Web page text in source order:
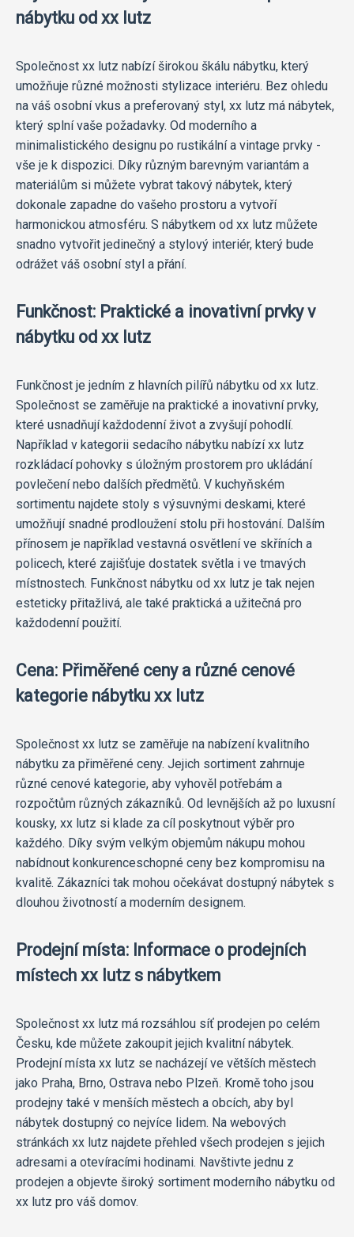
nábytku od xx lutz
Společnost xx lutz nabízí širokou škálu nábytku, který
umožňuje různé možnosti stylizace interiéru. Bez ohledu
na váš osobní vkus a preferovaný styl, xx lutz má nábytek,
který splní vaše požadavky. Od moderního a
minimalistického designu po rustikální a vintage prvky -
vše je k dispozici. Díky různým barevným variantám a
materiálům si můžete vybrat takový nábytek, který
dokonale zapadne do vašeho prostoru a vytvoří
harmonickou atmosféru. S nábytkem od xx lutz můžete
snadno vytvořit jedinečný a stylový interiér, který bude
odrážet váš osobní styl a přání.
Funkčnost: Praktické a inovativní prvky v
nábytku od xx lutz
Funkčnost je jedním z hlavních pilířů nábytku od xx lutz.
Společnost se zaměřuje na praktické a inovativní prvky,
které usnadňují každodenní život a zvyšují pohodlí.
Například v kategorii sedacího nábytku nabízí xx lutz
rozkládací pohovky s úložným prostorem pro ukládání
povlečení nebo dalších předmětů. V kuchyňském
sortimentu najdete stoly s výsuvnými deskami, které
umožňují snadné prodloužení stolu při hostování. Dalším
přínosem je například vestavná osvětlení ve skříních a
policech, které zajišťuje dostatek světla i ve tmavých
místnostech. Funkčnost nábytku od xx lutz je tak nejen
esteticky přitažlivá, ale také praktická a užitečná pro
každodenní použití.
Cena: Přiměřené ceny a různé cenové
kategorie nábytku xx lutz
Společnost xx lutz se zaměřuje na nabízení kvalitního
nábytku za přiměřené ceny. Jejich sortiment zahrnuje
různé cenové kategorie, aby vyhověl potřebám a
rozpočtům různých zákazníků. Od levnějších až po luxusní
kousky, xx lutz si klade za cíl poskytnout výběr pro
každého. Díky svým velkým objemům nákupu mohou
nabídnout konkurenceschopné ceny bez kompromisu na
kvalitě. Zákazníci tak mohou očekávat dostupný nábytek s
dlouhou životností a moderním designem.
Prodejní místa: Informace o prodejních
místech xx lutz s nábytkem
Společnost xx lutz má rozsáhlou síť prodejen po celém
Česku, kde můžete zakoupit jejich kvalitní nábytek.
Prodejní místa xx lutz se nacházejí ve větších městech
jako Praha, Brno, Ostrava nebo Plzeň. Kromě toho jsou
prodejny také v menších městech a obcích, aby byl
nábytek dostupný co nejvíce lidem. Na webových
stránkách xx lutz najdete přehled všech prodejen s jejich
adresami a otevíracími hodinami. Navštivte jednu z
prodejen a objevte široký sortiment moderního nábytku od
xx lutz pro váš domov.